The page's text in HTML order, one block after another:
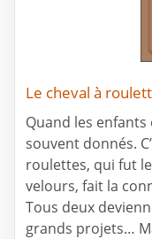
Le cheval à
Quand les
souvent donnés.
roulettes, qui fut
velours, fait la
Tous deux
grands projets…